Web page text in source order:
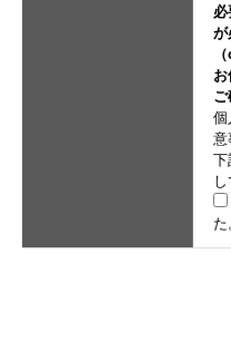
が
ご
個
意
下
し
た